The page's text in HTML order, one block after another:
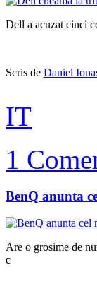
Dell a acuzat cinci
Scris de Daniel
IT
1
BenQ anunta
Are o grosime de
c